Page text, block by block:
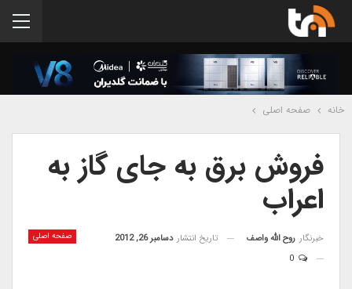
خانه صفحه اصلی
فروش برق به جای گاز به
اعراب
صفحه اصلی خبرنگار روح الله واصف تاریخ انتشار دسامبر 26, 2012